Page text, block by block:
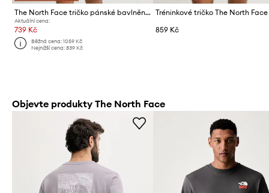
The North Face tričko pánské bavlněné CELEBRATION
Aktuální cena:
739 Kč
Běžná cena:1059 Kč
Nejnižší cena:839 Kč
Tréninkové tričko The North
859 Kč
Objevte produkty The North Face